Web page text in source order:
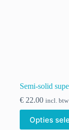
Semi-solid
€ 22.00 incl. btw
Opties
Dit
product